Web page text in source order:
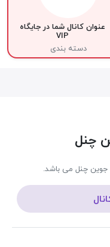
عنوان کانال شما در جایگاه
VIP
دسته بندی
چنل
چنل می باشد.